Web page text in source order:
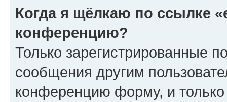
Когда я щёлкаю по ссылке
конференцию?
Только зарегистрированные
сообщения другим
конференцию форму, и